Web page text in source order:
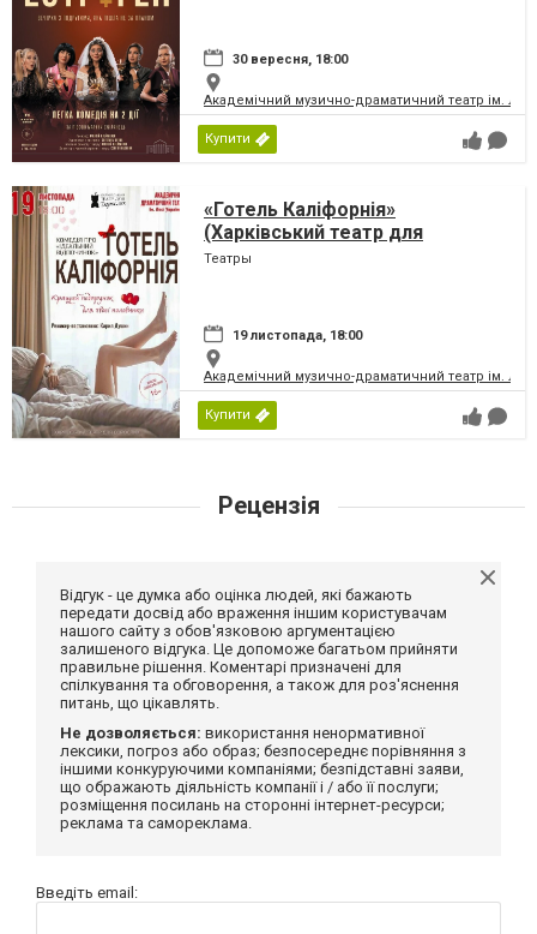
30 вересня, 18:00
Академічний музично-драматичний театр ім.
Купити
«Готель Каліфорнія»
(Харківський театр для
дорослих)
Театры
19 листопада, 18:00
Академічний музично-драматичний театр ім.
Купити
Рецензія
Відгук - це думка або оцінка людей, які бажають
передати досвід або враження іншим користувачам
нашого сайту з обов'язковою аргументацією
залишеного відгука. Це допоможе багатьом прийняти
правильне рішення. Коментарі призначені для
спілкування та обговорення, а також для роз'яснення
питань, що цікавлять.
Не дозволяється: використання ненормативної
лексики, погроз або образ; безпосереднє порівняння з
іншими конкуруючими компаніями; безпідставні заяви,
що ображають діяльність компанії і / або її послуги;
розміщення посилань на сторонні інтернет-ресурси;
реклама та самореклама.
Введіть email: